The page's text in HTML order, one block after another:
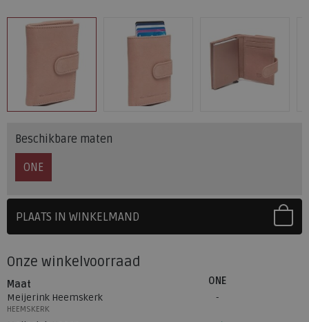
Beschikbare maten
ONE
PLAATS IN WINKELMAND
Onze winkelvoorraad
Maat
ONE
Meijerink Heemskerk
HEEMSKERK